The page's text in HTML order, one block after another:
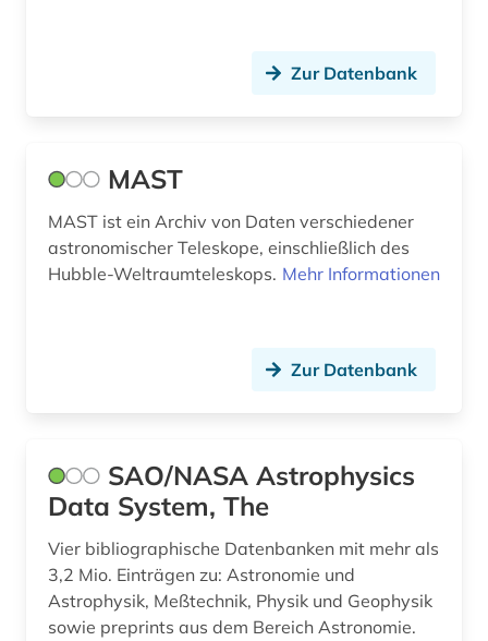
Zur Datenbank
MAST
MAST ist ein Archiv von Daten verschiedener
astronomischer Teleskope, einschließlich des
Hubble-Weltraumteleskops. Mehr Informationen
Zur Datenbank
SAO/NASA Astrophysics
Data System, The
Vier bibliographische Datenbanken mit mehr als
3,2 Mio. Einträgen zu: Astronomie und
Astrophysik, Meßtechnik, Physik und Geophysik
sowie preprints aus dem Bereich Astronomie.